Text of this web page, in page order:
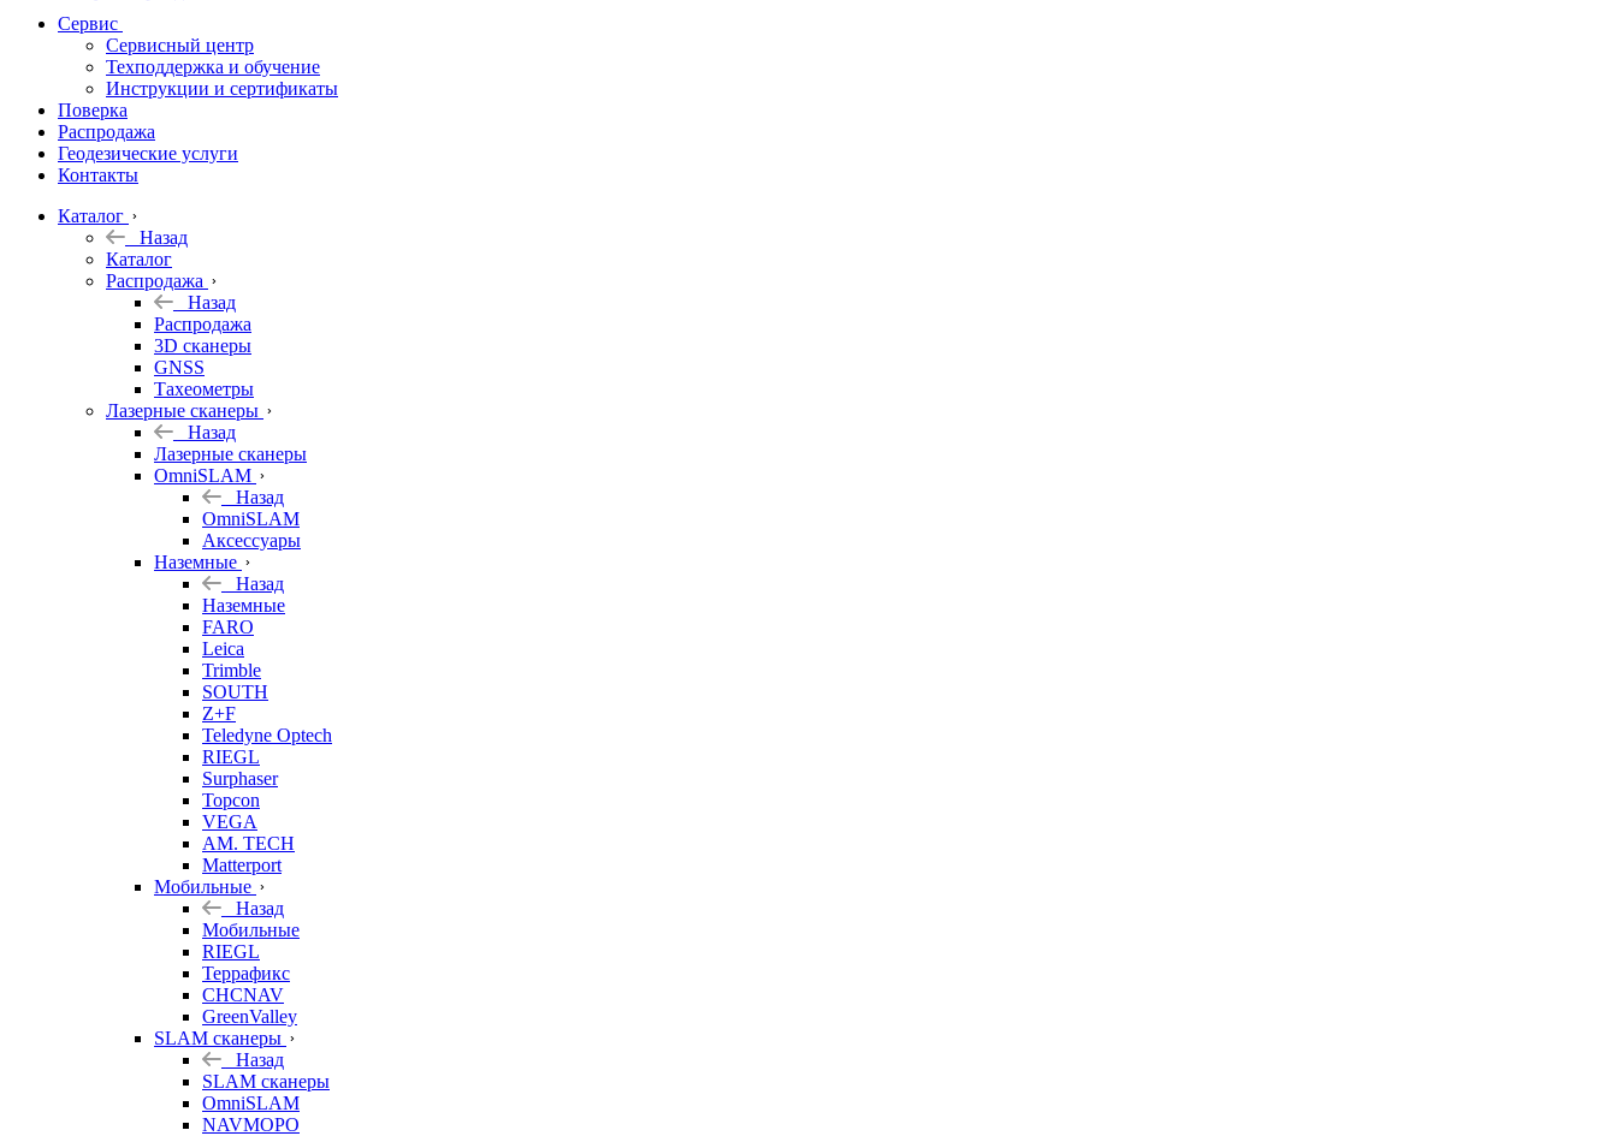
Сервис
Сервисный центр
Техподдержка и обучение
Инструкции и сертификаты
Поверка
Распродажа
Геодезические услуги
Контакты
Каталог
Назад
Каталог
Распродажа
Назад
Распродажа
3D сканеры
GNSS
Тахеометры
Лазерные сканеры
Назад
Лазерные сканеры
OmniSLAM
Назад
OmniSLAM
Аксессуары
Наземные
Назад
Наземные
FARO
Leica
Trimble
SOUTH
Z+F
Teledyne Optech
RIEGL
Surphaser
Topcon
VEGA
AM. TECH
Matterport
Мобильные
Назад
Мобильные
RIEGL
Террафикс
CHCNAV
GreenValley
SLAM сканеры
Назад
SLAM сканеры
OmniSLAM
NAVMOPO